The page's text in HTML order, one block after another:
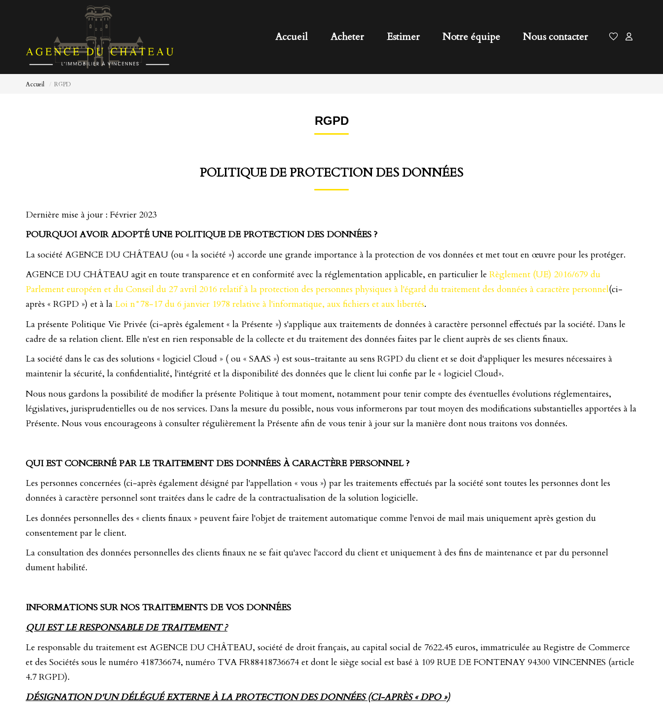
Accueil Acheter Estimer Notre équipe Nous contacter
Accueil RGPD
RGPD
POLITIQUE DE PROTECTION DES DONNÉES
Dernière mise à jour : Février 2023
POURQUOI AVOIR ADOPTÉ UNE POLITIQUE DE PROTECTION DES DONNÉES ?
La société AGENCE DU CHÂTEAU (ou « la société ») accorde une grande importance à la protection de vos données et met tout en œuvre pour les protéger.
AGENCE DU CHÂTEAU agit en toute transparence et en conformité avec la réglementation applicable, en particulier le Règlement (UE) 2016/679 du
Parlement européen et du Conseil du 27 avril 2016 relatif à la protection des personnes physiques à l'égard du traitement des données à caractère personnel(ci-
après « RGPD ») et à la Loi n°78-17 du 6 janvier 1978 relative à l'informatique, aux fichiers et aux libertés.
La présente Politique Vie Privée (ci-après également « la Présente ») s'applique aux traitements de données à caractère personnel effectués par la société. Dans le
cadre de sa relation client. Elle n'est en rien responsable de la collecte et du traitement des données faites par le client auprès de ses clients finaux.
La société dans le cas des solutions « logiciel Cloud » ( ou « SAAS ») est sous-traitante au sens RGPD du client et se doit d'appliquer les mesures nécessaires à
maintenir la sécurité, la confidentialité, l'intégrité et la disponibilité des données que le client lui confie par le « logiciel Cloud».
Nous nous gardons la possibilité de modifier la présente Politique à tout moment, notamment pour tenir compte des éventuelles évolutions réglementaires,
législatives, jurisprudentielles ou de nos services. Dans la mesure du possible, nous vous informerons par tout moyen des modifications substantielles apportées à la
Présente. Nous vous encourageons à consulter régulièrement la Présente afin de vous tenir à jour sur la manière dont nous traitons vos données.
QUI EST CONCERNÉ PAR LE TRAITEMENT DES DONNÉES À CARACTÈRE PERSONNEL ?
Les personnes concernées (ci-après également désigné par l'appellation « vous ») par les traitements effectués par la société sont toutes les personnes dont les
données à caractère personnel sont traitées dans le cadre de la contractualisation de la solution logicielle.
Les données personnelles des « clients finaux » peuvent faire l'objet de traitement automatique comme l'envoi de mail mais uniquement après gestion du
consentement par le client.
La consultation des données personnelles des clients finaux ne se fait qu'avec l'accord du client et uniquement à des fins de maintenance et par du personnel
dument habilité.
INFORMATIONS SUR NOS TRAITEMENTS DE VOS DONNÉES
QUI EST LE RESPONSABLE DE TRAITEMENT ?
Le responsable du traitement est AGENCE DU CHÂTEAU, société de droit français, au capital social de 7622.45 euros, immatriculée au Registre de Commerce
et des Sociétés sous le numéro 418736674, numéro TVA FR88418736674 et dont le siège social est basé à 109 RUE DE FONTENAY 94300 VINCENNES (article
4.7 RGPD).
DÉSIGNATION D'UN DÉLÉGUÉ EXTERNE À LA PROTECTION DES DONNÉES (CI-APRÈS « DPO »)